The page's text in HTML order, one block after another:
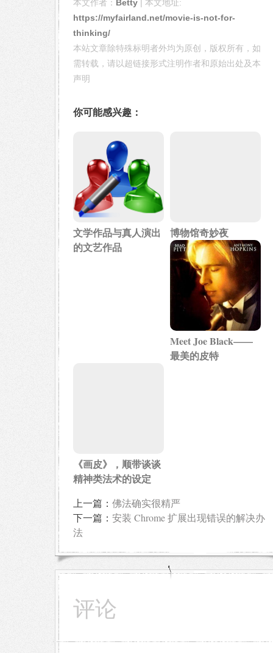
本文作者： Betty | 本文地址:
https://myfairland.net/movie-is-not-for-
thinking/
本站文章除特殊标明者外均为原创，版权所有，如
需转载，请以超链接形式注明作者和原始出处及本
声明
你可能感兴趣：
文学作品与真人演出
的文艺作品
博物馆奇妙夜
Meet Joe Black——
最美的皮特
《画皮》，顺带谈谈
精神类法术的设定
上一篇： 佛法确实很精严
下一篇： 安装 Chrome 扩展出现错误的解决办
法
评论